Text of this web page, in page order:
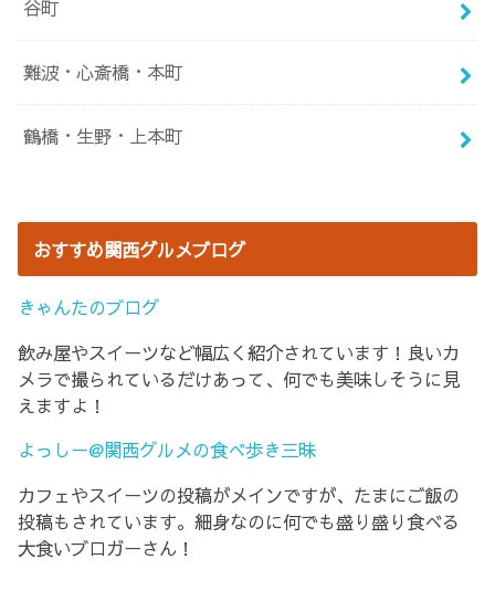
谷町
難波・心斎橋・本町
鶴橋・生野・上本町
おすすめ関西グルメブログ
きゃんたのブログ
飲み屋やスイーツなど幅広く紹介されています！良いカ
メラで撮られているだけあって、何でも美味しそうに見
えますよ！
よっしー@関西グルメの食べ歩き三昧
カフェやスイーツの投稿がメインですが、たまにご飯の
投稿もされています。細身なのに何でも盛り盛り食べる
大食いブロガーさん！